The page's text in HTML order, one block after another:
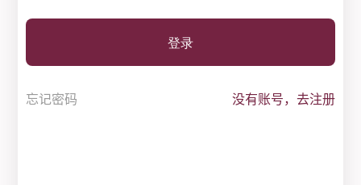
登录
忘记密码 没有账号，去注册